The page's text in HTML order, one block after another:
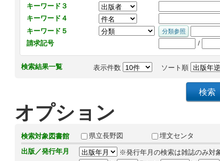
キーワード３
キーワード４
キーワード５
請求記号
/
検索結果一覧 表示件数 ソート順
オプション
検索対象図書館 県立長野図
埋文センタ
出版／発行年月
※発行年月の検索は雑誌のみ対